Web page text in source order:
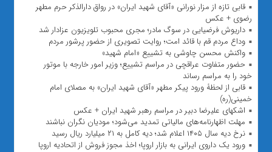
قابی تازه از مزار نورانی «آقای شهید ایران» در رواق دارالذکر حرم مطهر
رضوی + عکس
داریوش فرضیایی در سوگ مادر؛ مجری محبوب تلویزیون عزادار شد
وداع مردم قم با قائد امت؛ روایت تصویری از حضور پرشور مردم
واکنش محسن چاوشی به تشییع «امام شهید»
حضور متفاوت عراقچی در مراسم تشییع؛ وزیر امور خارجه با موتور
خود را به مراسم رساند
قابی از لحظۀ ورود پیکر مطهر «آقای شهید ایران» به مصلای امام
خمینی(ره)
اشکهای علیرضا دبیر در مراسم رهبر شهید ایران + عکس
مهلت اظهارنامه‌های مالیاتی تمدید می‌شود؛ مودیان نگران نباشند
نرخ دیه سال ۱۴۰۵ اعلام شد؛ دیه کامل به ۲۱ میلیارد ریال رسید
ورود یک داروی ایرانی به بازار اروپا؛ اخذ مجوز فروش از اتحادیه اروپا